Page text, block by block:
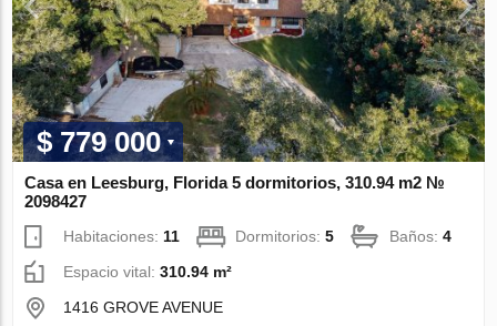
$ 779 000
Casa en Leesburg, Florida 5 dormitorios, 310.94 m2 №
2098427
Habitaciones:11 Dormitorios:5 Baños:4
Espacio vital:310.94 m²
1416 GROVE AVENUE